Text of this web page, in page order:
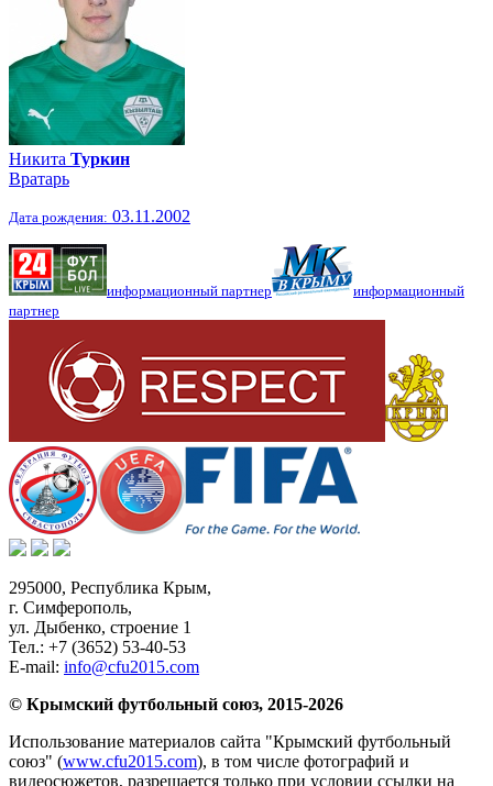
Никита Туркин
Вратарь
Дата рождения: 03.11.2002
информационный партнер
информационный
партнер
295000, Республика Крым,
г. Симферополь,
ул. Дыбенко, строение 1
Тел.: +7 (3652) 53-40-53
E-mail: info@cfu2015.com
© Крымский футбольный союз, 2015-2026
Использование материалов сайта "Крымский футбольный
союз" (www.cfu2015.com), в том числе фотографий и
видеосюжетов, разрешается только при условии ссылки на